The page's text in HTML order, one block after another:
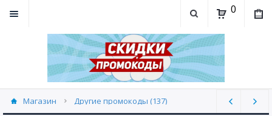
0
Магазин Другие промокоды (137)